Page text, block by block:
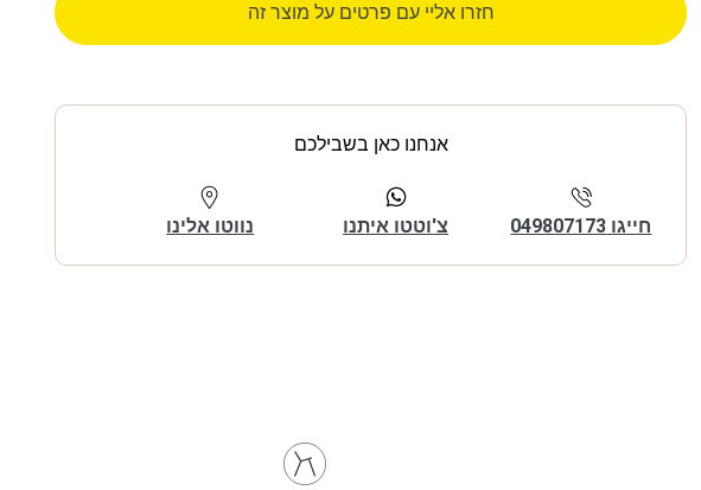
חזרו אליי עם פרטים על מוצר זה
אנחנו כאן בשבילכם
חייגו 049807173 צ'וטטו איתנו נווטו אלינו